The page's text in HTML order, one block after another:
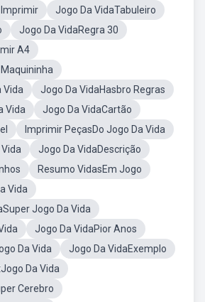
Jogo Da VidaTabuleiro
Jogo Da VidaRegra 30
A4
Vida
Jogo Da VidaHasbro Regras
Vida
Jogo Da VidaCartão
Imprimir PeçasDo Jogo Da Vida
Jogo Da VidaDescrição
Resumo VidasEm Jogo
Vida
Jogo Da Vida
Jogo Da VidaPior Anos
Da Vida
Jogo Da VidaExemplo
Da Vida
Cerebro